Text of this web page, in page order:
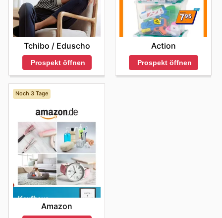
Tchibo / Eduscho
Prospekt öffnen
Action
Prospekt öffnen
Noch 3 Tage
Amazon